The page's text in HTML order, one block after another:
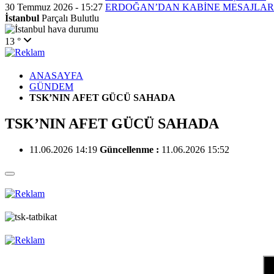
30 Temmuz 2026 - 15:27 ERDOĞAN’DAN KABİNE
İstanbul Parçalı Bulutlu
13 °
ANASAYFA
GÜNDEM
TSK’NIN AFET GÜCÜ SAHADA
TSK’NIN AFET GÜCÜ SAHADA
11.06.2026 14:19 Güncellenme : 11.06.2026 15:52